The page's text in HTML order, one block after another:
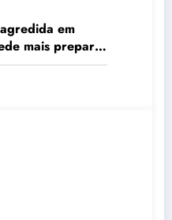
em
mais preparo
acolher